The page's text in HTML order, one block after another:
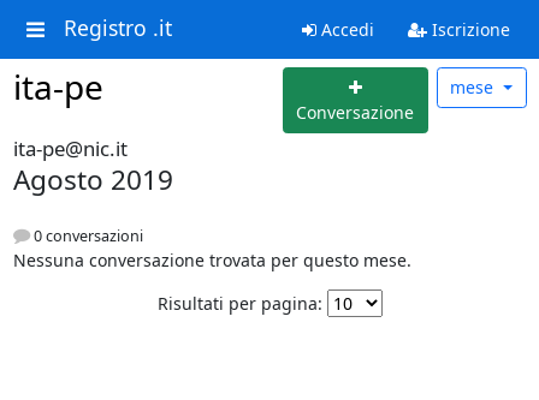
Registro .it Accedi Iscrizione
ita-pe
Conversazione
mese
ita-pe@nic.it
Agosto 2019
0 conversazioni
Nessuna conversazione trovata per questo mese.
Risultati per pagina: